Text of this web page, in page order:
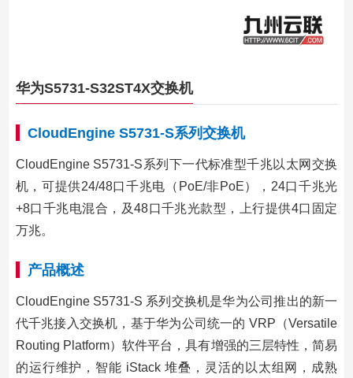
华为S5731-S32ST4X交换机
CloudEngine S5731-S系列交换机
CloudEngine S5731-S系列下一代标准型千兆以太网交换
机，可提供24/48口千兆电（PoE/非PoE），24口千兆光
+8口千兆电混合，及48口千兆光款型，上行提供4口固定
万兆。
产品概述
CloudEngine S5731-S 系列交换机是华为公司推出的新一
代千兆接入交换机，基于华为公司统一的 VRP（Versatile
Routing Platform）软件平台，具有增强的三层特性，简易
的运行维护，智能 iStack 堆叠，灵活的以太组网，成熟